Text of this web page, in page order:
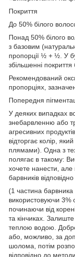
Покриття
До 50% білого
Понад 50% білого
з базовим
пропорції ½ + ½. У
збільшенні
Рекомендований
пропорціях,
Попередня
У деяких випадках
знебарвленню або
агресивних
відторгає колір,
плямами). Одна з
полягає в такому:
хочете нанести, але
барвників
(1 частина
використовуючи 3%
починаючи від
та кінчиках.
теплою водою.
або, можливо, за
шолома, потім
відповідно до